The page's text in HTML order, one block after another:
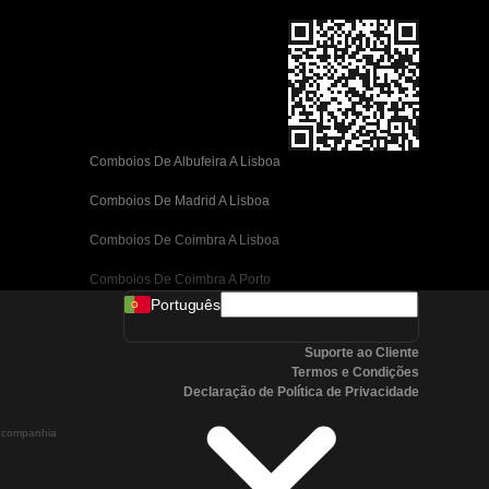
Comboios De Albufeira A Lisboa
Comboios De Madrid A Lisboa
Comboios De Coimbra A Lisboa
Comboios De Coimbra A Porto
Comboios De Valência A Barcelona
Comboios De Málaga A Barcelona
Comboios De Málaga A Madrid
Comboios De Córdoba A Madrid
Português
Suporte ao Cliente
Termos e Condições
Declaração de Política de Privacidade